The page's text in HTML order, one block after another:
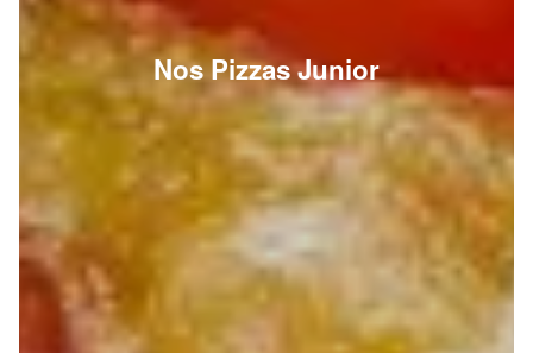
Nos Pizzas Junior